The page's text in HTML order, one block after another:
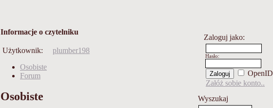
Informacje o czytelniku
Użytkownik:
plumber198
Osobiste
Forum
Osobiste
Zaloguj jako:
Hasło:
OpenID
Załóż sobie konto..
Wyszukaj